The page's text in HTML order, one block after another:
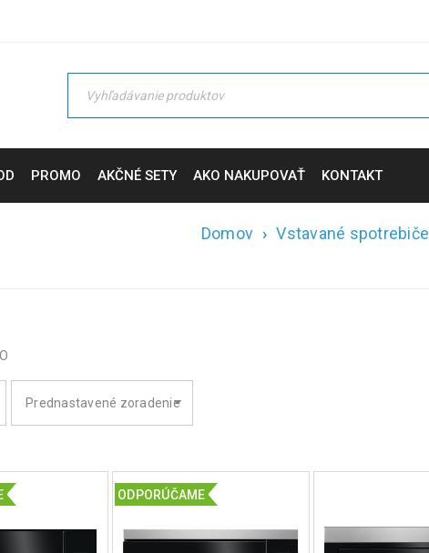
PROMO AKČNÉ SETY AKO NAKUPOVAŤ KONTAKT
Domov › Vstavané spotrebiče
Prednastavené zoradenie
ODPORÚČAME